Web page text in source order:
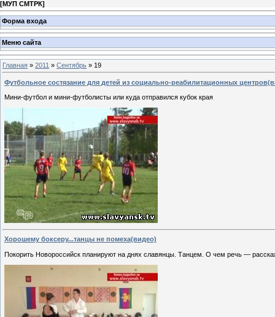
[МУП СМТРК]
Форма входа
Меню сайта
Главная » 2011 » Сентябрь » 19
Футбольное состязание для детей из социально-реабилитационных
Мини-футбол и мини-футболисты или куда отправился кубок края
Хорошему боксеру...танцы не помеха(видео)
Покорить Новороссийск планируют на днях славянцы. Танцем. О чем речь —